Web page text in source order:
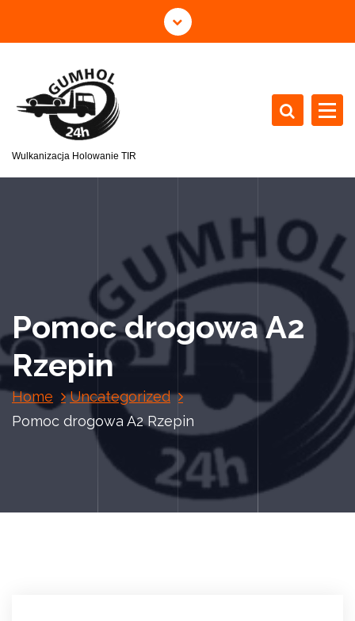
Wulkanizacja Holowanie TIR
Pomoc drogowa A2
Rzepin
Home
Uncategorized
Pomoc drogowa A2 Rzepin